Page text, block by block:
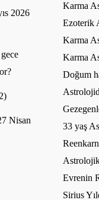
2026
Nisan
Karma
Ezoterik
Karma
Karma
Doğum
33 yaş
Evrenin
Sirius